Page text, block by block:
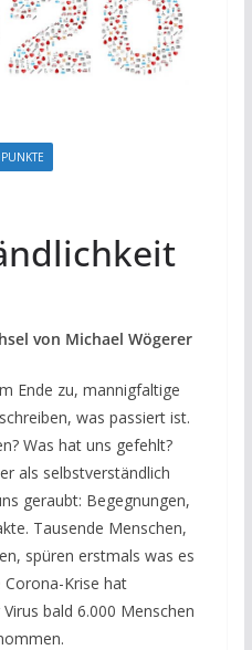
von Michael Wögerer
Ende zu, mannigfaltige
was passiert ist.
Was hat uns gefehlt?
als selbstverständlich
geraubt: Begegnungen,
Tausende Menschen,
spüren erstmals was es
Krise hat
bald 6.000 Menschen